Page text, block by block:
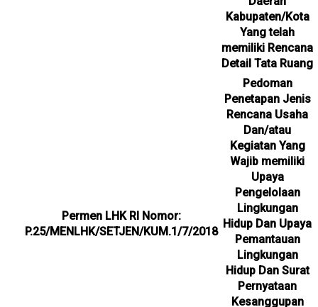
Kabupaten/Kota
Yang telah
memiliki Rencana
Detail Tata Ruang
Permen LHK RI Nomor:
P.25/MENLHK/SETJEN/KUM.1/7/2018
Pedoman
Penetapan Jenis
Rencana Usaha
Dan/atau
Kegiatan Yang
Wajib memiliki
Upaya
Pengelolaan
Lingkungan
Hidup Dan Upaya
Pemantauan
Lingkungan
Hidup Dan Surat
Pernyataan
Kesanggupan